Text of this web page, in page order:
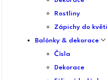
Rostliny
Zápichy do
Balónky & dekorace
Čísla
Dekorace